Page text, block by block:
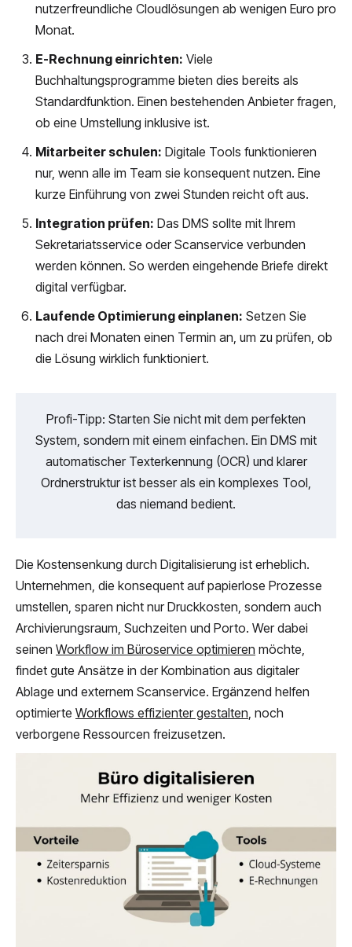
nutzerfreundliche Cloudlösungen ab wenigen Euro pro
Monat.
E-Rechnung einrichten: Viele
Buchhaltungsprogramme bieten dies bereits als
Standardfunktion. Einen bestehenden Anbieter fragen,
ob eine Umstellung inklusive ist.
Mitarbeiter schulen: Digitale Tools funktionieren
nur, wenn alle im Team sie konsequent nutzen. Eine
kurze Einführung von zwei Stunden reicht oft aus.
Integration prüfen: Das DMS sollte mit Ihrem
Sekretariatsservice oder Scanservice verbunden
werden können. So werden eingehende Briefe direkt
digital verfügbar.
Laufende Optimierung einplanen: Setzen Sie
nach drei Monaten einen Termin an, um zu prüfen, ob
die Lösung wirklich funktioniert.
Profi-Tipp: Starten Sie nicht mit dem perfekten
System, sondern mit einem einfachen. Ein DMS mit
automatischer Texterkennung (OCR) und klarer
Ordnerstruktur ist besser als ein komplexes Tool,
das niemand bedient.
Die Kostensenkung durch Digitalisierung ist erheblich.
Unternehmen, die konsequent auf papierlose Prozesse
umstellen, sparen nicht nur Druckkosten, sondern auch
Archivierungsraum, Suchzeiten und Porto. Wer dabei
seinen Workflow im Büroservice optimieren möchte,
findet gute Ansätze in der Kombination aus digitaler
Ablage und externem Scanservice. Ergänzend helfen
optimierte Workflows effizienter gestalten, noch
verborgene Ressourcen freizusetzen.